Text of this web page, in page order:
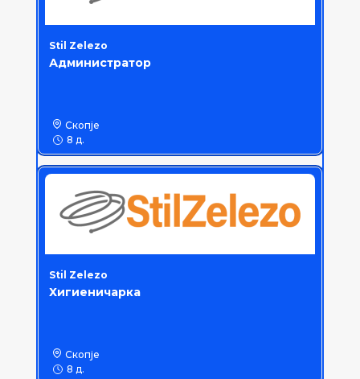
Stil Zelezo
Администратор
Скопје
8 д.
Stil Zelezo
Хигиеничарка
Скопје
8 д.